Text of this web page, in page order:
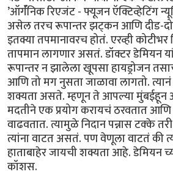
’ऑर्गॅनिक रिएजंट - फ्यूजन ऍक्टिव्हेटिंग
असेल तरच रूपान्तर झट्कन आणि दीड-
इतक्या तपमानावरच होतं. एरव्ही
तापमान लागणार असतं. डॉक्टर डेमियन
रूपान्तर न झालेला खूपसा हायड्रोजन
आणि तो मग नुसता जाळावा लागतो. त्यानं
शक्यता असते. म्हणून ते आपल्या मुंबईहून
मदतीने एक प्रयोग करायचं ठरवतात
वाढवतात. त्यामुळे निदान पन्नास टक्के
त्यांना वाटत असतं. पण वेणूला वाटतं की
हाताबाहेर जायची शक्यता आहे. डेमियन
कॉशस.